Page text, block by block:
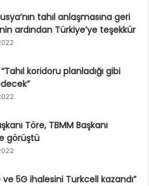
tahıl anlaşmasına geri
ardından Türkiye’ye teşekkür
koridoru planladığı gibi
Töre, TBMM Başkanı
görüştü
ve 5G ihalesini Turkcell kazandı”